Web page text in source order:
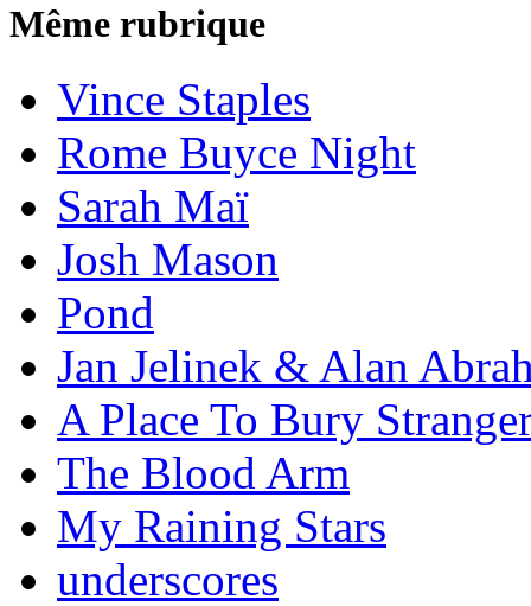
Même rubrique
Vince Staples
Rome Buyce Night
Sarah Maï
Josh Mason
Pond
Jan Jelinek & Alan
A Place To Bury
The Blood Arm
My Raining Stars
underscores